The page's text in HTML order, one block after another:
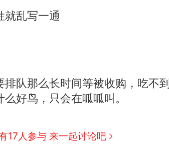
就乱写一通
排队那么长时间等被收购，吃不
好鸟，只会在呱呱叫。
17人参与 来一起讨论吧
休达边境，摩洛哥士兵搬起大石块投向
人从摩洛哥涌入西班牙
国小炒肉大王”称号，仅凭视频评出？中